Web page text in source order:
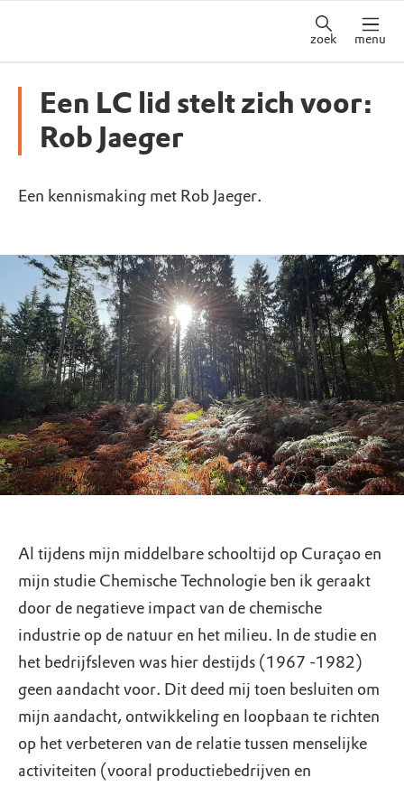
zoek menu
Een LC lid stelt zich voor:
Rob Jaeger
Een kennismaking met Rob Jaeger.
Al tijdens mijn middelbare schooltijd op Curaçao en
mijn studie Chemische Technologie ben ik geraakt
door de negatieve impact van de chemische
industrie op de natuur en het milieu. In de studie en
het bedrijfsleven was hier destijds (1967 -1982)
geen aandacht voor. Dit deed mij toen besluiten om
mijn aandacht, ontwikkeling en loopbaan te richten
op het verbeteren van de relatie tussen menselijke
activiteiten (vooral productiebedrijven en